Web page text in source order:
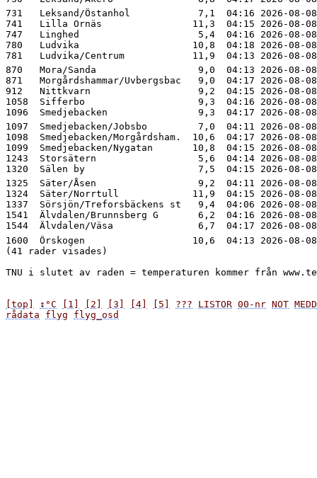
731   Leksand/Östanhol            7,1  04:16
741   Lilla Ornäs                11,3  04:15 2026-
747   Linghed                     5,4  04:16 2026-
780   Ludvika                    10,8  04:18 2026-
870   Mora/Sanda                  9,0  04:13
871   Morgårdshammar/Uvbergsbac   9,0  04:17 2026-
912   Nittkvarn                   9,2  04:15 2026-
1058  Sifferbo                    9,3  04:16 2026-
1097  Smedjebacken/Jobsbo         7,0  04:11
1098  Smedjebacken/Morgårdsham.  10,6  04:17
1099  Smedjebacken/Nygatan       10,8  04:15
1243  Storsätern                  5,6  04:14 2026-
1325  Säter/Åsen                  9,2  04:11
1324  Säter/Norrtull             11,9  04:15 2026-
1337  Sörsjön/Treforsbäckens st   9,4  04:06 2026-
1541  Älvdalen/Brunnsberg G       6,2  04:16
1600  Örskogen                   10,6  04:13 2026-
(41 rader visades)
TNU i slutet av raden = temperaturen kommer från
[top] ↕°C [1] [2] [3] [4] [5] ??? LISTOR 00-nr NOT MEDD
rådata
flyg flyg_osd